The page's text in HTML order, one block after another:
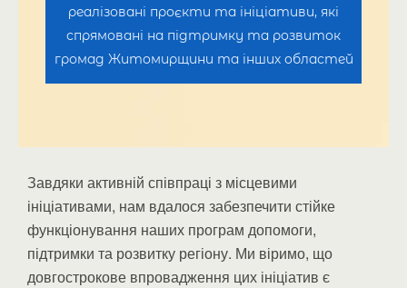
реалізовані проєкти та ініціативи, які
спрямовані на підтримку та розвиток
громад Житомирщини та інших областей
Завдяки активній співпраці з місцевими
ініціативами, нам вдалося забезпечити стійке
функціонування наших програм допомоги,
підтримки та розвитку регіону. Ми віримо, що
довгострокове впровадження цих ініціатив є